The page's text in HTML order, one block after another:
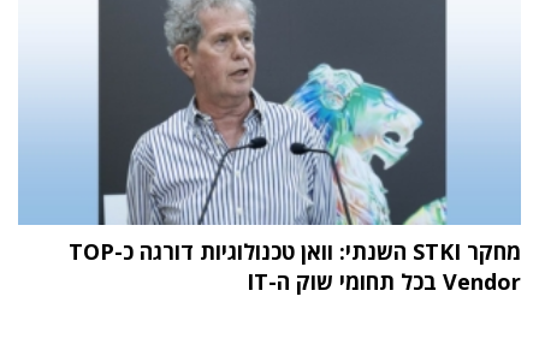
מחקר STKI השנתי: וואן טכנולוגיות דורגה כ-TOP
Vendor בכל תחומי שוק ה-IT